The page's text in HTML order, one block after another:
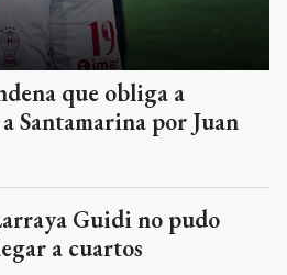
que obliga a
Santamarina por Juan
Guidi no pudo
a cuartos